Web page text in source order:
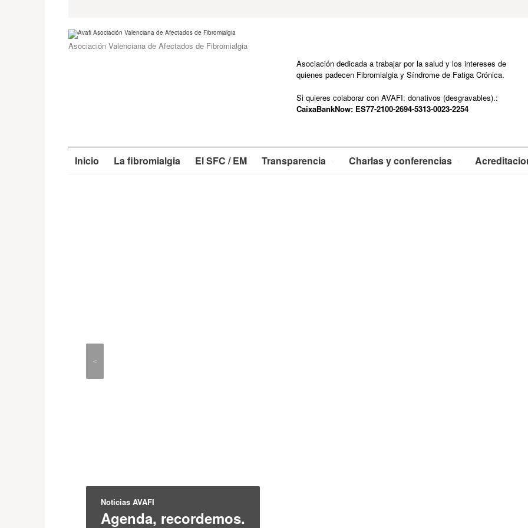
Asociación Valenciana de Afectados de Fibromialgia
Asociación dedicada a trabajar por la salud y los intereses de
quienes padecen Fibromialgia y Síndrome de Fatiga Crónica.
Si quieres colaborar con AVAFI: donativos (desgravables).:
CaixaBankNow: ES77-2100-2694-5313-0023-2254
Inicio La fibromialgia El SFC / EM Transparencia Charlas y conferencias
Noticias AVAFI
Agenda, recordemos.
<